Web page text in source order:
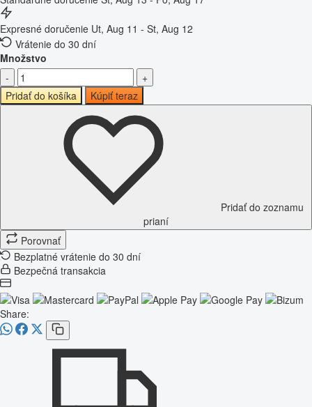
Expresné doručenie Ut, Aug 11 - St, Aug 12
Vrátenie do 30 dní
Množstvo
-
+
Pridať do košíka
Kúpiť teraz
Pridať do zoznamu
prianí
Porovnať
Bezplatné vrátenie do 30 dní
Bezpečná transakcia
Share: